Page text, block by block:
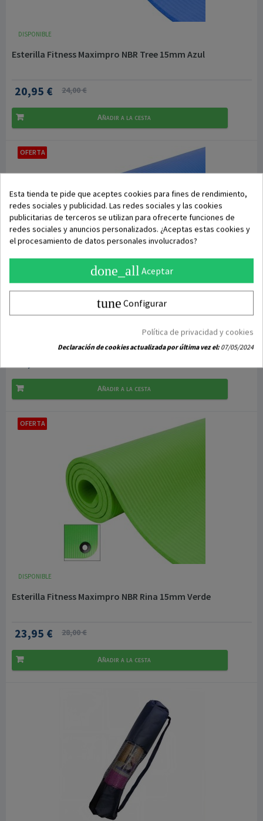
DISPONIBLE
Esterilla Fitness Maximpro NBR Tree 15mm Azul
20,95 € 24,00 €
Añadir a la cesta
OFERTA
Esterilla Fitness Maximpro NBR Rina 15mm Azul
Añadir a la cesta
OFERTA
DISPONIBLE
Esterilla Fitness Maximpro NBR Rina 15mm Verde
23,95 € 28,00 €
Añadir a la cesta
Esta tienda te pide que aceptes cookies para fines de rendimiento,
redes sociales y publicidad. Las redes sociales y las cookies
publicitarias de terceros se utilizan para ofrecerte funciones de
redes sociales y anuncios personalizados. ¿Aceptas estas cookies y
el procesamiento de datos personales involucrados?
done_all Aceptar
tune Configurar
Política de privacidad y cookies
Declaración de cookies actualizada por última vez el: 07/05/2024